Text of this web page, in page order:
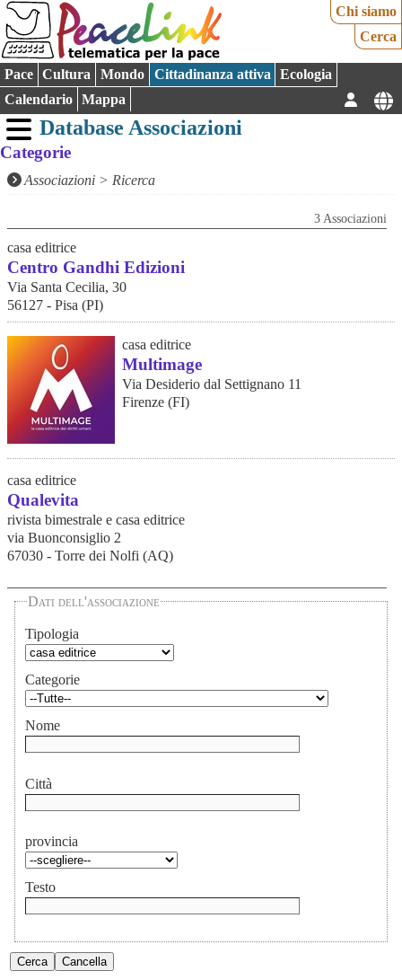
Chi siamo
Cerca
Pace Cultura Mondo Cittadinanza attiva
Ecologia
Calendario
Mappa
Database Associazioni
Categorie
Associazioni > Ricerca
3 Associazioni
casa editrice
Centro Gandhi Edizioni
Via Santa Cecilia, 30
56127 - Pisa (PI)
casa editrice
Multimage
Via Desiderio dal Settignano 11
Firenze (FI)
casa editrice
Qualevita
rivista bimestrale e casa editrice
via Buonconsiglio 2
67030 - Torre dei Nolfi (AQ)
Dati dell'associazione
Tipologia
Categorie
Nome
Città
provincia
Testo